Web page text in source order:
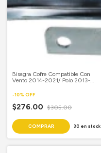
Bisagra Cofre Compatible Con
Vento 2014-2021/ Polo 2013-
-10% OFF
$276.00 $305.00
30 en stock